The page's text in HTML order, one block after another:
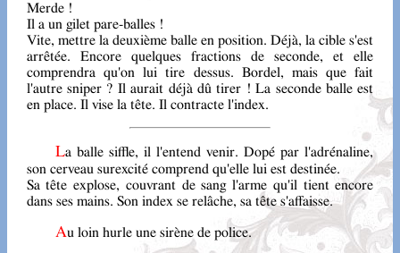
Merde !
Il a un gilet pare-balles !
Vite, mettre la deuxième balle en position. Déjà, la cible s'est
arrêtée. Encore quelques fractions de seconde, et elle
comprendra qu'on lui tire dessus. Bordel, mais que fait
l'autre sniper ? Il aurait déjà dû tirer ! La seconde balle est
en place. Il vise la tête. Il contracte l'index.
La balle siffle, il l'entend venir. Dopé par l'adrénaline,
son cerveau surexcité comprend qu'elle lui est destinée.
Sa tête explose, couvrant de sang l'arme qu'il tient encore
dans ses mains. Son index se relâche, sa tête s'affaisse.
Au loin hurle une sirène de police.